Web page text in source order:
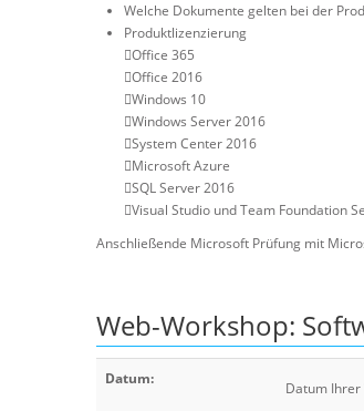
Welche Dokumente gelten bei der
Produktlizenzierung
Office 365
Office 2016
Windows 10
Windows Server 2016
System Center 2016
Microsoft Azure
SQL Server 2016
Visual Studio und Team Foundation
Anschließende Microsoft Prüfung mit
Web-Workshop:
Datum:
Datum Ihrer